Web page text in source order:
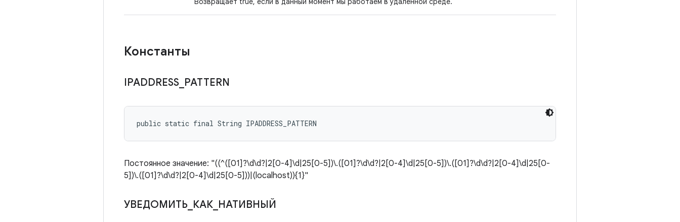
Константы
IPADDRESS PATTERN
public static final String IPADDRESS_PATTERN
Постоянное значение: "((^([01]?\d\d?|2[0-4]\d|25[0-5])\.([01]?\d\d?|2[0-4]\d|25[0-5])\.([01]?\d\d?|2[0-4]\d|25[0-
5])\.([01]?\d\d?|2[0-4]\d|25[0-5]))|(localhost)){1}"
УВЕДОМИТЬ КАК НАТИВНЫЙ